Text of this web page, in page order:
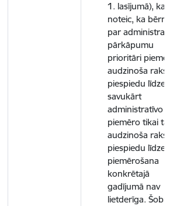
1. lasījumā), kas
noteic, ka
par
pārkāpumu
prioritāri
audzinoša
piespiedu
savukārt
administratīvo
piemēro tikai
audzinoša
piespiedu
piemērošana
konkrētajā
gadījumā nav
lietderīga.